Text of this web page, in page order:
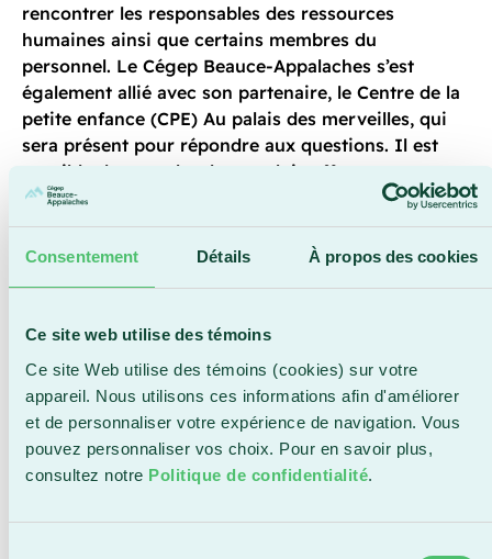
Consentement Détails À propos des cookies
Ce site web utilise des témoins
Ce site Web utilise des témoins (cookies) sur votre
appareil. Nous utilisons ces informations afin d'améliorer
et de personnaliser votre expérience de navigation. Vous
pouvez personnaliser vos choix. Pour en savoir plus,
consultez notre Politique de confidentialité.
rencontrer les responsables des ressources
humaines ainsi que certains membres du
personnel. Le Cégep Beauce-Appalaches s’est
également allié avec son partenaire, le Centre de la
petite enfance (CPE) Au palais des merveilles, qui
sera présent pour répondre aux questions. Il est
possible de consulter les emplois offerts au
cegepba.qc.ca/emplois
Rencontre virtuelle
directement au Salon de l’emploi, il est possible de
planifier une rencontre virtuelle avec un membre
de l’équipe des ressources humaines en allant dans
la section Emplois du site Web du Cégep. Cette
option est une alternative intéressante pour établir
un premier contact et discuter de ses compétences
opportunités disponibles au sein de l’établissement.